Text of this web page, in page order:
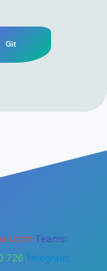
Teams:
726 Telegram: